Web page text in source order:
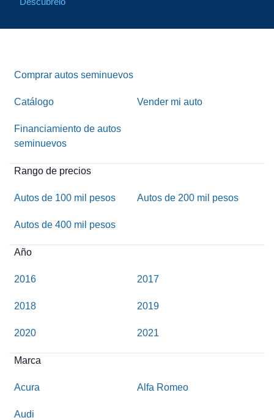
Comprar autos seminuevos
Catálogo Vender mi auto
Financiamiento de autos
seminuevos
Rango de precios
Autos de 100 mil pesos Autos de 200 mil pesos
Autos de 400 mil pesos
Año
2016 2017
2018 2019
2020 2021
Marca
Acura Alfa Romeo
Audi